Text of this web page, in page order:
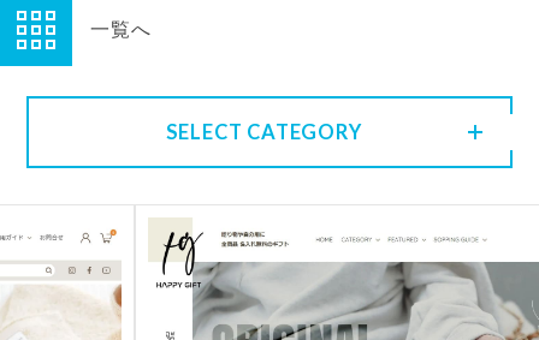
一覧へ
SELECT CATEGORY